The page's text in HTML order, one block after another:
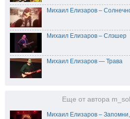
Михаил Елизаров –
Михаил Елизаров – Слэшер
Михаил Елизаров — Трава
Еще от автора
Михаил Елизаров –